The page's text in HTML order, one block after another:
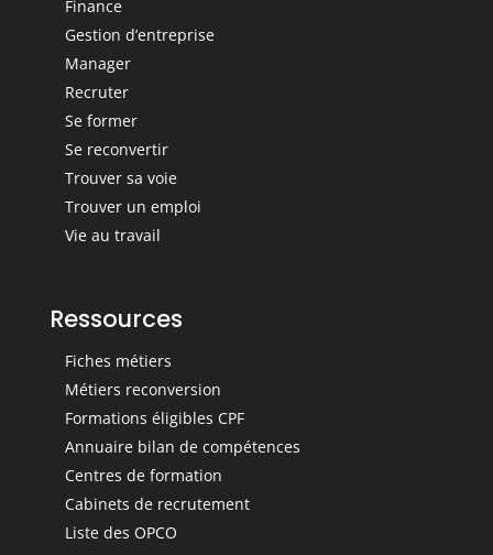
Finance
Gestion d’entreprise
Manager
Recruter
Se former
Se reconvertir
Trouver sa voie
Trouver un emploi
Vie au travail
Ressources
Fiches métiers
Métiers reconversion
Formations éligibles CPF
Annuaire bilan de compétences
Centres de formation
Cabinets de recrutement
Liste des OPCO